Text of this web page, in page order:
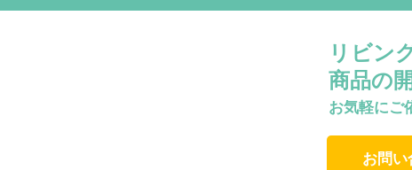
リビン
商品の
お気軽にご
お問い